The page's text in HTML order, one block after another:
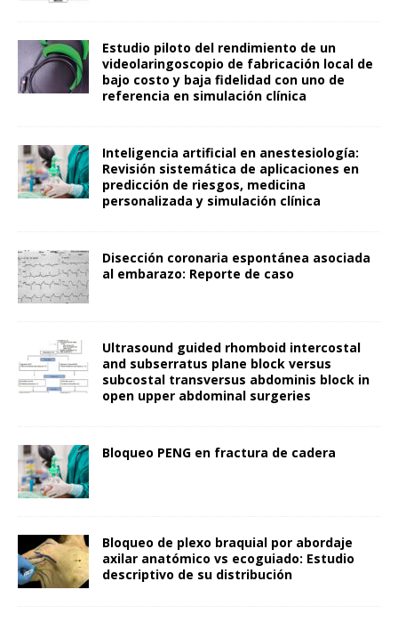
Estudio piloto del rendimiento de un
videolaringoscopio de fabricación local de
bajo costo y baja fidelidad con uno de
referencia en simulación clínica
Inteligencia artificial en anestesiología:
Revisión sistemática de aplicaciones en
predicción de riesgos, medicina
personalizada y simulación clínica
Disección coronaria espontánea asociada
al embarazo: Reporte de caso
Ultrasound guided rhomboid intercostal
and subserratus plane block versus
subcostal transversus abdominis block in
open upper abdominal surgeries
Bloqueo PENG en fractura de cadera
Bloqueo de plexo braquial por abordaje
axilar anatómico vs ecoguiado: Estudio
descriptivo de su distribución